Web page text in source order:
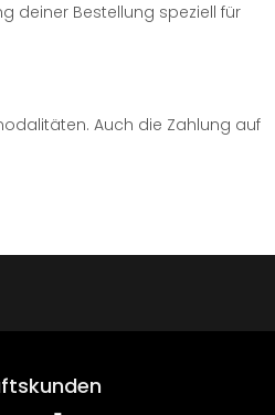
deiner Bestellung speziell für
Auch die Zahlung auf